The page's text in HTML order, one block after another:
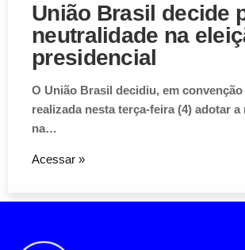
União Brasil decide
neutralidade na
presidencial
O União Brasil decidiu, em convenção
realizada nesta terça-feira (4) adotar
na…
Acessar »